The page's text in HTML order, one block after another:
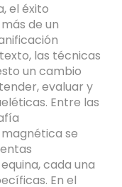
el éxito
de un
las técnicas
un cambio
evaluar y
Entre las
se
cada una
En el